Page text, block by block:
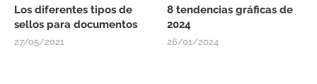
Los diferentes tipos de
sellos para documentos
27/05/2021
8 tendencias gráficas de
2024
26/01/2024